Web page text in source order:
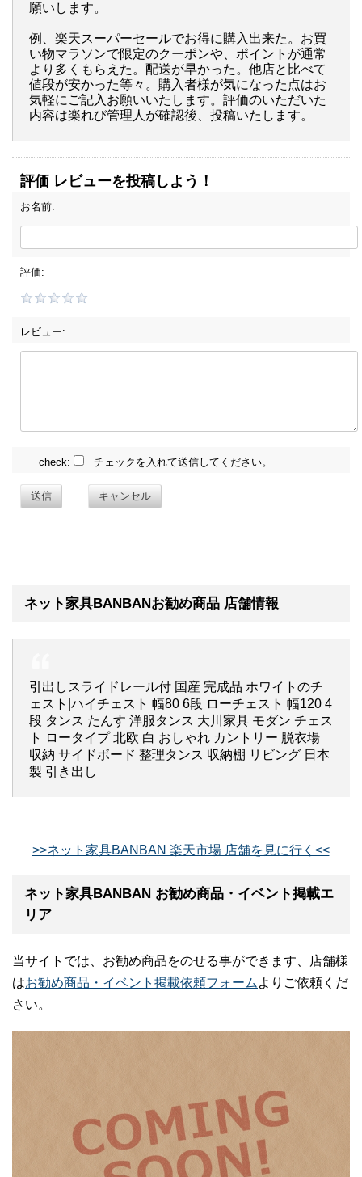
願いします。
例、楽天スーパーセールでお得に購入出来た。お買
い物マラソンで限定のクーポンや、ポイントが通常
より多くもらえた。配送が早かった。他店と比べて
値段が安かった等々。購入者様が気になった点はお
気軽にご記入お願いいたします。評価のいただいた
内容は楽れび管理人が確認後、投稿いたします。
評価 レビューを投稿しよう！
お名前:
評価:
レビュー:
check: チェックを入れて送信してください。
送信 キャンセル
ネット家具BANBANお勧め商品 店舗情報
引出しスライドレール付 国産 完成品 ホワイトのチ
ェスト|ハイチェスト 幅80 6段 ローチェスト 幅120 4
段 タンス たんす 洋服タンス 大川家具 モダン チェス
ト ロータイプ 北欧 白 おしゃれ カントリー 脱衣場
収納 サイドボード 整理タンス 収納棚 リビング 日本
製 引き出し
>>ネット家具BANBAN 楽天市場 店舗を見に行く<<
ネット家具BANBAN お勧め商品・イベント掲載エ
リア
当サイトでは、お勧め商品をのせる事ができます、店舗様
はお勧め商品・イベント掲載依頼フォーム よりご依頼くだ
さい。